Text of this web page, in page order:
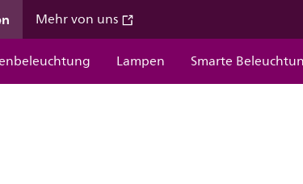
Mehr von uns
Lampen Smarte